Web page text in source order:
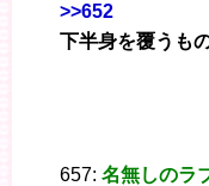
>>652
下半身を覆うも
657: 名無しのラ